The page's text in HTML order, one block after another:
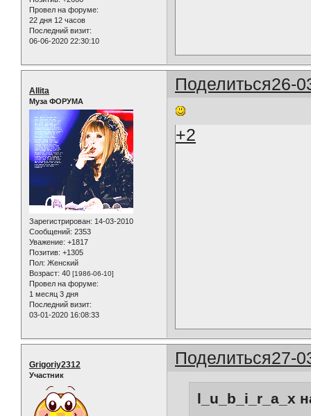
Провел на форуме:
22 дня 12 часов
Последний визит:
06-06-2020 22:30:10
Поделиться26-
Allita
Муза ФОРУМА
Зарегистрирован: 14-03-2010
Сообщений: 2353
Уважение: +1817
Позитив: +1305
Пол: Женский
Возраст: 40 [1986-06-10]
Провел на форуме:
1 месяц 3 дня
Последний визит:
03-01-2020 16:08:33
+2
Поделиться27-
Grigoriy2312
Участник
l_u_b_i_r_a_x